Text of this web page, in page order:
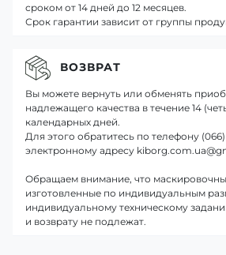
сроком от 14 дней до 12 месяцев.
Срок гарантии зависит от группы
ВОЗВРАТ
Вы можете вернуть или обменять
надлежащего качества в течение 14
календарных дней.
Для этого обратитесь по телефону
электронному адресу
Обращаем внимание, что
изготовленные по индивидуальным
индивидуальному техническому
и возврату не подлежат.